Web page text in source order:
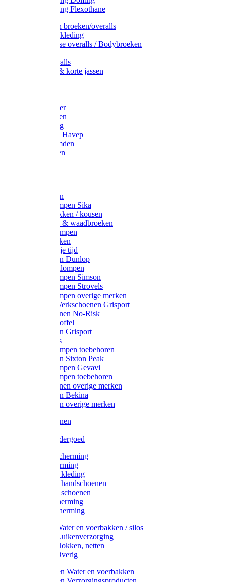
Regenkleding Flexothane
Toebehoren broeken/overalls
Signalisatiekleding
Amerikaanse overalls / Bodybroeken
Kinderoveralls
Stofjassen & korte jassen
Bodywarmer
Werkbroeken
Zaagkleding
Werkjassen Havep
Thermohemden
Overhemden
Werksokken
Schoenklompen Sika
Thermo sokken / kousen
Lieslaarzen & waadbroeken
Houten klompen
Wandelsokken
Laarzen vrije tijd
Werklaarzen Dunlop
Kunststof klompen
Schoenklompen Simson
Schoenklompen Strovels
Schoenklompen overige merken
Wandel-/ Werkschoenen Grisport
Werkschoenen No-Risk
Klomppantoffel
Werklaarzen Grisport
Accessoires
Houten klompen toebehoren
Werklaarzen Sixton Peak
Schoenklompen Gevavi
Schoenklompen toebehoren
Werkschoenen overige merken
Werklaarzen Bekina
Werklaarzen overige merken
Handschoenen
Thermo ondergoed
Gehoorbescherming
Oogbescherming
Disposable kleding
Disposable handschoenen
Disposable schoenen
Mondbescherming
Hoofdbescherming
Pluimvee Water en voerbakken / silos
Pluimvee Kuikenverzorging
Pluimvee Hokken, netten
Pluimvee Overig
Knaagdieren Water en voerbakken